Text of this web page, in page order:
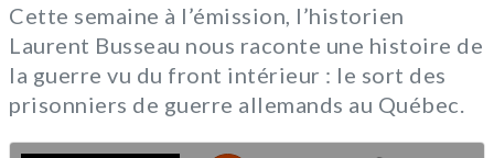
Cette semaine à l’émission, l’historien
Laurent Busseau nous raconte une histoire de
la guerre vu du front intérieur : le sort des
prisonniers de guerre allemands au Québec.